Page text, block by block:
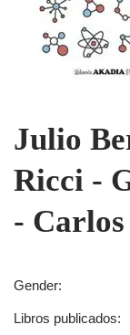
Julio
Ricci -
- Carlos
Gender:
Libros publicados: